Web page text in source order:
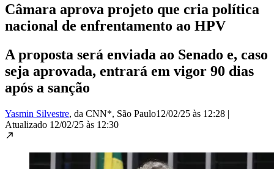
Câmara aprova projeto que cria política
nacional de enfrentamento ao HPV
A proposta será enviada ao Senado e, caso
seja aprovada, entrará em vigor 90 dias
após a sanção
Yasmin Silvestre, da CNN*, São Paulo12/02/25 às 12:28 |
Atualizado 12/02/25 às 12:30